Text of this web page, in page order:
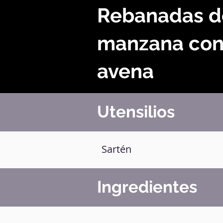
Rebanadas
manzana
avena
Utensilios
Sartén
Ingredientes